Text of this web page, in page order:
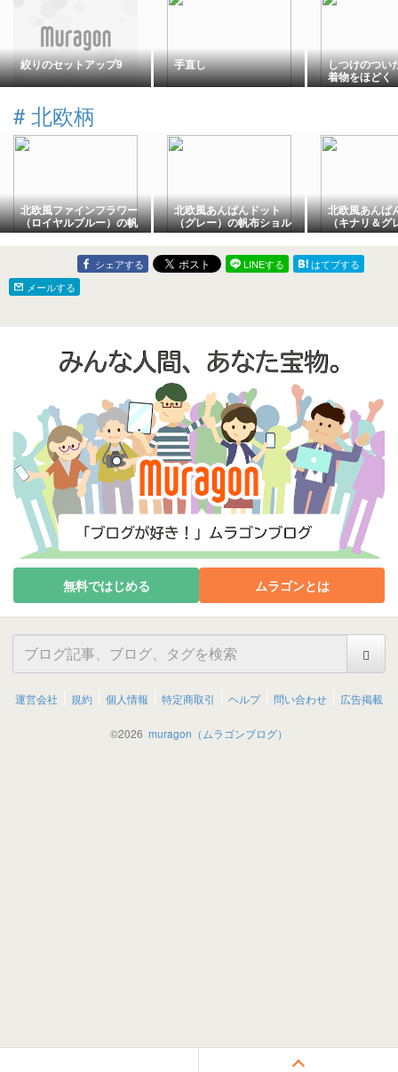
絞りのセットアップ9 手直し しつけのつい
着物をほどく
# 北欧柄
北欧風ファインフラワー
（ロイヤルブルー）の帆
布ショルダーバッグ♪
北欧風あんぱんドット
（グレー）の帆布ショル
ダーバッグ♪
北欧風あんぱ
（キナリ＆グ
布ショルダー
シェアする LINEする
はてブする
メールする
無料ではじめる ムラゴンとは
運営会社 規約 個人情報 特定商取引 ヘルプ 問い合わせ 広告掲載
©2026 muragon（ムラゴンブログ）